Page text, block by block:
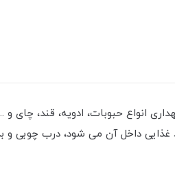
انواع حبوبات، ادویه، قند، چای
غذایی داخل آن می شود، درب چوبی و